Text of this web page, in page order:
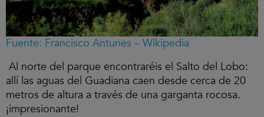
Fuente: Francisco Antunes – Wikipedia
Al norte del parque encontraréis el Salto del Lobo:
allí las aguas del Guadiana caen desde cerca de 20
metros de altura a través de una garganta rocosa.
¡impresionante!